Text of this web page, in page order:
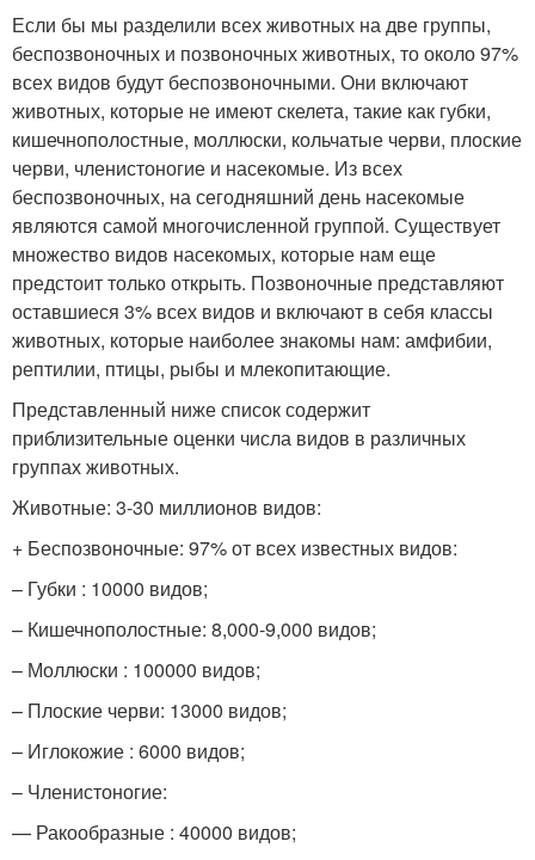
Если бы мы разделили всех животных на две группы,
беспозвоночных и позвоночных животных, то около 97%
всех видов будут беспозвоночными. Они включают
животных, которые не имеют скелета, такие как губки,
кишечнополостные, моллюски, кольчатые черви, плоские
черви, членистоногие и насекомые. Из всех
беспозвоночных, на сегодняшний день насекомые
являются самой многочисленной группой. Существует
множество видов насекомых, которые нам еще
предстоит только открыть. Позвоночные представляют
оставшиеся 3% всех видов и включают в себя классы
животных, которые наиболее знакомы нам: амфибии,
рептилии, птицы, рыбы и млекопитающие.
Представленный ниже список содержит
приблизительные оценки числа видов в различных
группах животных.
Животные: 3-30 миллионов видов:
+ Беспозвоночные: 97% от всех известных видов:
– Губки : 10000 видов;
– Кишечнополостные: 8,000-9,000 видов;
– Моллюски : 100000 видов;
– Плоские черви: 13000 видов;
– Иглокожие : 6000 видов;
– Членистоногие:
— Ракообразные : 40000 видов;